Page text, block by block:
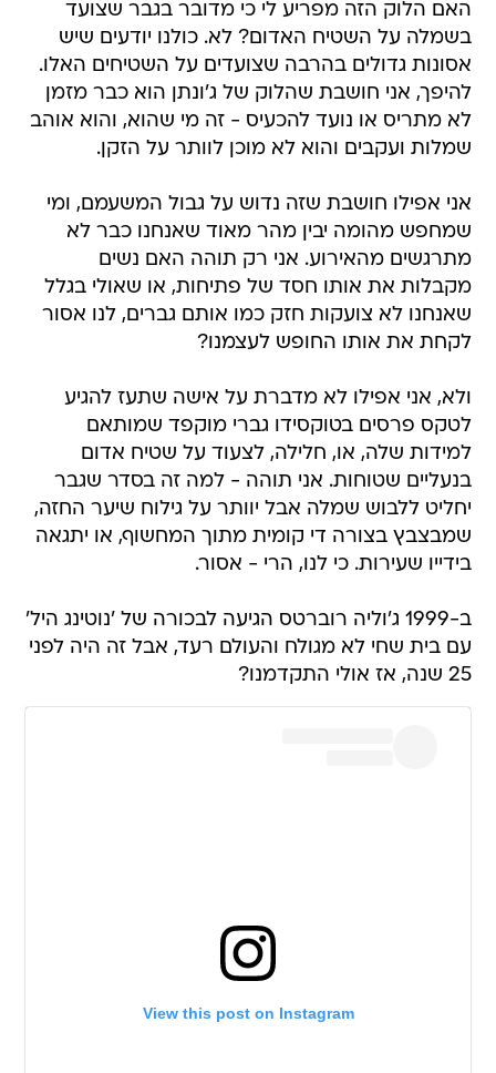
האם הלוק הזה מפריע לי כי מדובר בגבר שצועד
בשמלה על השטיח האדום? לא. כולנו יודעים שיש
אסונות גדולים בהרבה שצועדים על השטיחים האלו.
להיפך, אני חושבת שהלוק של ג'ונתן הוא כבר מזמן
לא מתריס או נועד להכעיס - זה מי שהוא, והוא אוהב
שמלות ועקבים והוא לא מוכן לוותר על הזקן.
אני אפילו חושבת שזה נדוש על גבול המשעמם, ומי
שמחפש מהומה יבין מהר מאוד שאנחנו כבר לא
מתרגשים מהאירוע. אני רק תוהה האם נשים
מקבלות את אותו חסד של פתיחות, או שאולי בגלל
שאנחנו לא צועקות חזק כמו אותם גברים, לנו אסור
לקחת את אותו החופש לעצמנו?
ולא, אני אפילו לא מדברת על אישה שתעז להגיע
לטקס פרסים בטוקסידו גברי מוקפד שמותאם
למידות שלה, או, חלילה, לצעוד על שטיח אדום
בנעליים שטוחות. אני תוהה - למה זה בסדר שגבר
יחליט ללבוש שמלה אבל יוותר על גילוח שיער החזה,
שמבצבץ בצורה די קומית מתוך המחשוף, או יתגאה
בידייו שעירות. כי לנו, הרי - אסור.
ב-1999 ג'וליה רוברטס הגיעה לבכורה של 'נוטינג היל'
עם בית שחי לא מגולח והעולם רעד, אבל זה היה לפני
25 שנה, אז אולי התקדמנו?
View this post on Instagram